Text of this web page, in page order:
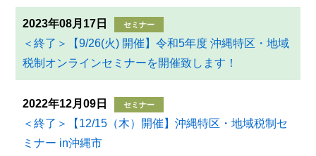
2023年08月17日 セミナー
＜終了＞【9/26(火) 開催】令和5年度 沖縄特区・地域
税制オンラインセミナーを開催致します！
2022年12月09日 セミナー
＜終了＞【12/15（木）開催】沖縄特区・地域税制セ
ミナー in沖縄市